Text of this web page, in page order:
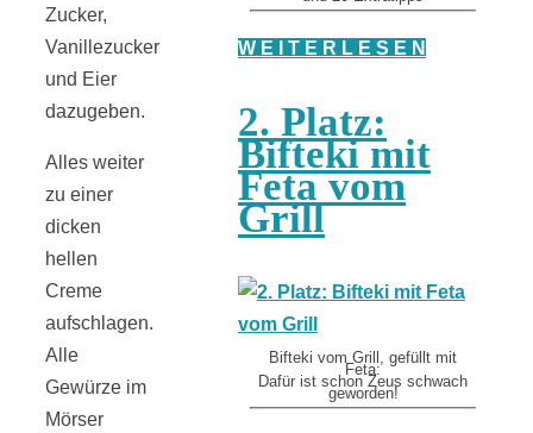
Zucker,
Vanillezucker
und Eier
dazugeben.
Alles weiter
zu einer
dicken
hellen
Creme
aufschlagen.
Alle
Gewürze im
Mörser
W E I T E R L E S E N
2. Platz:
Bifteki mit
Feta vom
Grill
Bifteki vom Grill, gefüllt mit
Feta:
Dafür ist schon Zeus schwach
geworden!